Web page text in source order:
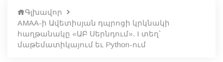
Գլխավոր
AMAA-ի Ավետիսյան դպրոցի կրկնակի
հաղթանակը «ԱԲ Սերնդում». I տեղ՝
մաթեմատիկայում եւ Python-ում